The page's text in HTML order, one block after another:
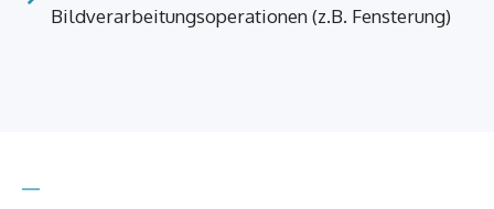
Bildverarbeitungsoperationen (z.B. Fensterung)